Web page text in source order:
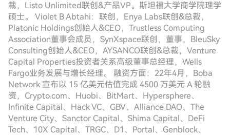
裁，Listo Unlimited联创&产品VP。斯坦福大学商学院理学
硕士。 Violet B Abtahi：联创，Enya Labs联创&总裁，
Platonic Holdings创始人&CEO，Trustless Computing
Association董事会成员，SynXspace联创，董事，BleuSky
Consulting创始人&CEO，AYSANCO联创&总裁，Venture
Capital Properties投资者关系高级董事总经理，Wells
Fargo业务发展与增长经理。 融资方面：22年4月，Boba
Network 宣布以 15 亿美元估值完成 4500 万美元 A 轮融
资，Crypto.com、Huobi、BitMart、Hypersphere、
Infinite Capital、Hack VC、GBV、Alliance DAO、The
Venture City、Sanctor Capital、Shima Capital、DeFi
Tech、10X Capital、TRGC、D1、Portal、Genblock、